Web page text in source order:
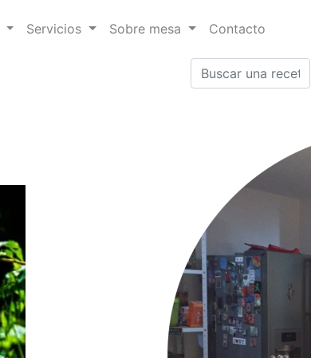
Servicios Sobre mesa Contacto